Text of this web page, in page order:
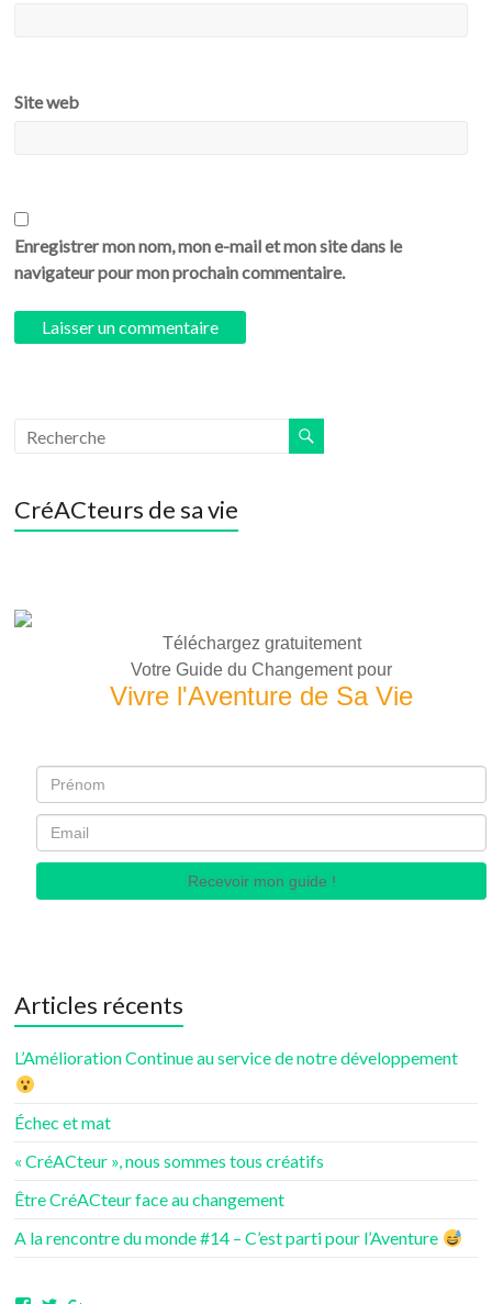
Site web
Enregistrer mon nom, mon e-mail et mon site dans le
navigateur pour mon prochain commentaire.
CréACteurs de sa vie
Téléchargez gratuitement
Votre Guide du Changement pour
Vivre l'Aventure de Sa Vie
Recevoir mon guide !
Articles récents
L’Amélioration Continue au service de notre développement
Échec et mat
« CréACteur », nous sommes tous créatifs
Être CréACteur face au changement
A la rencontre du monde #14 – C’est parti pour l’Aventure